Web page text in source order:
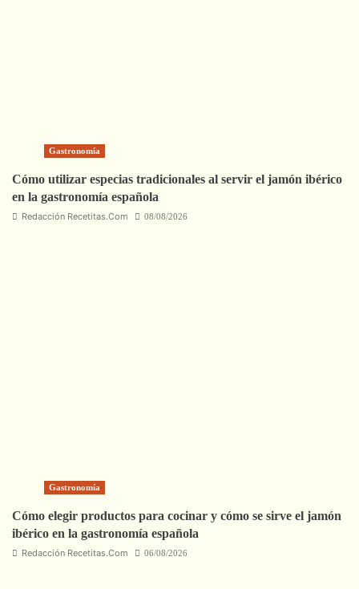
Gastronomía
Cómo utilizar especias tradicionales al servir el jamón ibérico
en la gastronomía española
Redacción Recetitas.Com 08/08/2026
Gastronomía
Cómo elegir productos para cocinar y cómo se sirve el jamón
ibérico en la gastronomía española
Redacción Recetitas.Com 06/08/2026